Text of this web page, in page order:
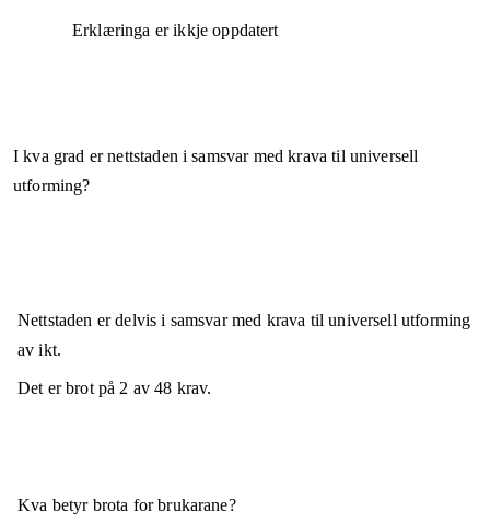
Erklæringa er ikkje oppdatert
I kva grad er nettstaden i samsvar med krava til universell
utforming?
Nettstaden erdelvis i samsvarmed krava til universell utforming
av ikt.
Det er brot på2 av48 krav.
Kva betyr brota for brukarane?